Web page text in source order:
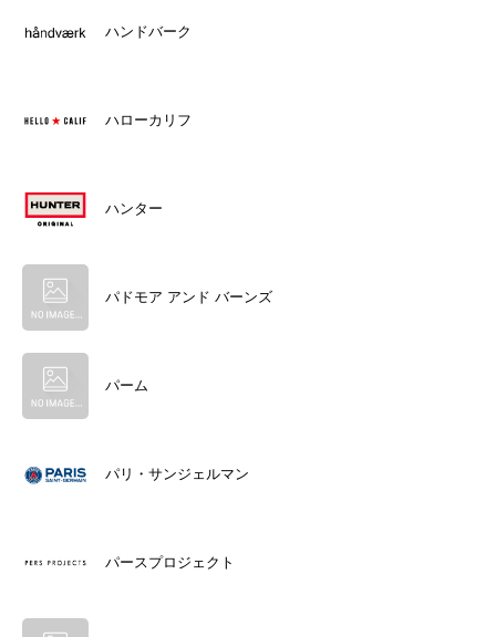
ハンドバーク
ハローカリフ
ハンター
パドモア アンド バーンズ
パーム
パリ・サンジェルマン
パースプロジェクト